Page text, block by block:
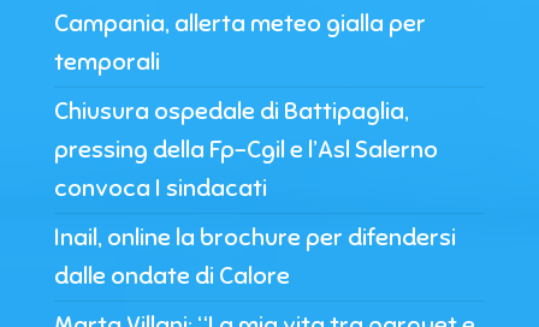
Campania, allerta meteo gialla per
temporali
Chiusura ospedale di Battipaglia,
pressing della Fp-Cgil e l’Asl Salerno
convoca I sindacati
Inail, online la brochure per difendersi
dalle ondate di Calore